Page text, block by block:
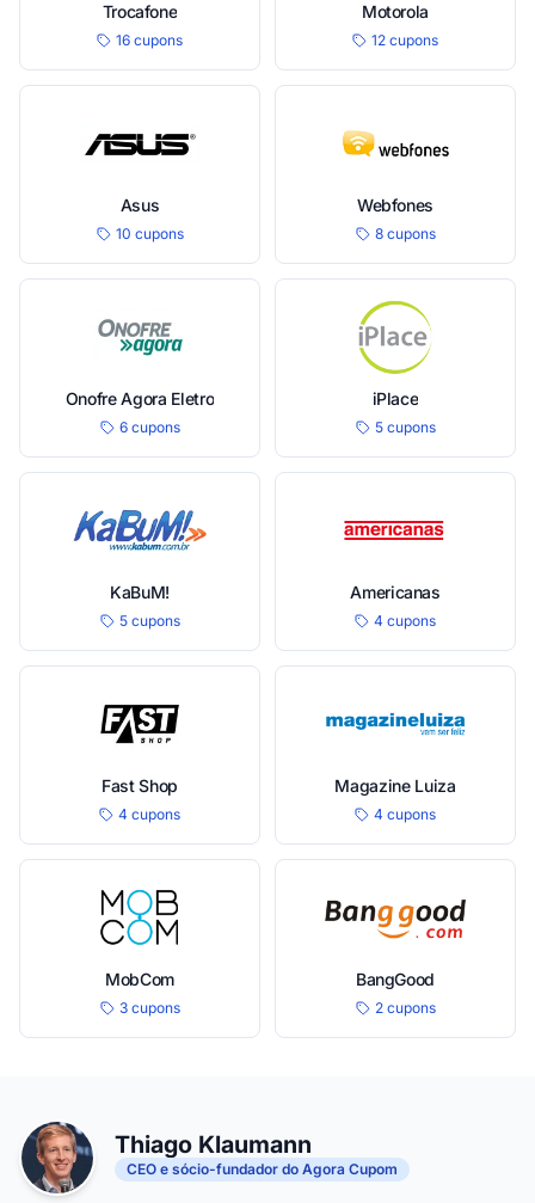
Trocafone
16 cupons
Motorola
12 cupons
Asus
10 cupons
Webfones
8 cupons
Onofre Agora Eletro
6 cupons
iPlace
5 cupons
KaBuM!
5 cupons
Americanas
4 cupons
Fast Shop
4 cupons
Magazine Luiza
4 cupons
MobCom
3 cupons
BangGood
2 cupons
Thiago Klaumann
CEO e sócio-fundador do Agora Cupom